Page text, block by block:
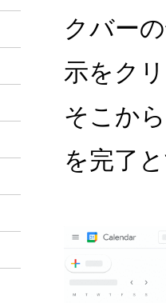
クバー
示をク
そこか
を完了